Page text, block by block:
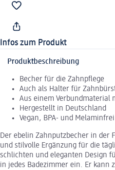
Infos zum Produkt
Produktbeschreibung
Becher für die Zahnpflege
Auch als Halter für
Aus einem Verbundmaterial
Hergestellt in Deutschland
Vegan, BPA- und Melaminfrei
Der ebelin Zahnputzbecher in der
und stilvolle Ergänzung für die
schlichten und eleganten Design
in jedes Badezimmer ein. Er kann